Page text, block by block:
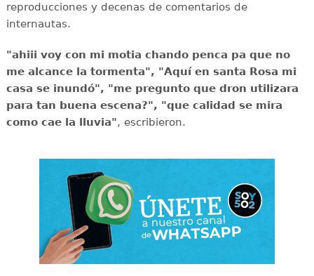
reproducciones y decenas de comentarios de
internautas.
"ahiii voy con mi motia chando penca pa que no
me alcance la tormenta", "Aquí en santa Rosa mi
casa se inundó", "me pregunto que dron utilizara
para tan buena escena?", "que calidad se mira
como cae la lluvia", escribieron.